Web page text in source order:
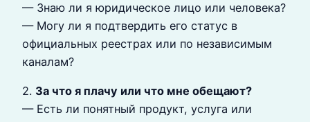
— Знаю ли я юридическое лицо или человека?
— Могу ли я подтвердить его статус в
официальных реестрах или по независимым
каналам?
2. За что я плачу или что мне обещают?
— Есть ли понятный продукт, услуга или